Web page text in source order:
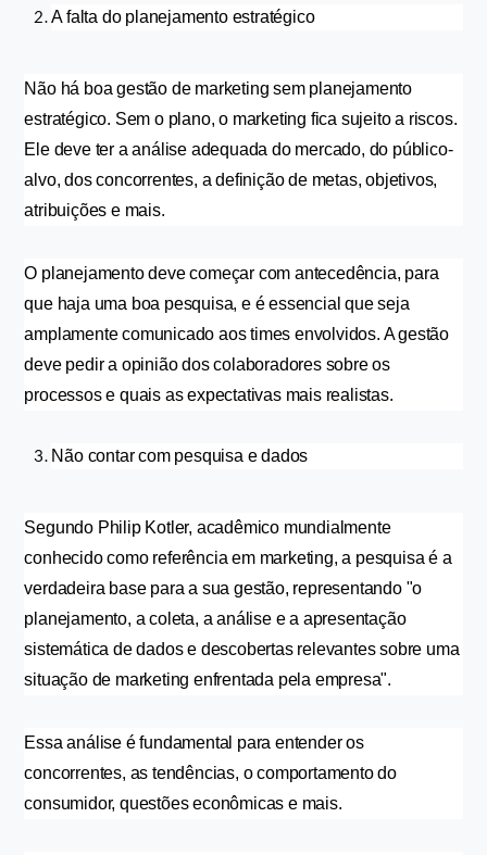
A falta do planejamento estratégico
Não há boa gestão de marketing sem planejamento
estratégico. Sem o plano, o marketing fica sujeito a riscos.
Ele deve ter a análise adequada do mercado, do público-
alvo, dos concorrentes, a definição de metas, objetivos,
atribuições e mais.
O planejamento deve começar com antecedência, para
que haja uma boa pesquisa, e é essencial que seja
amplamente comunicado aos times envolvidos. A gestão
deve pedir a opinião dos colaboradores sobre os
processos e quais as expectativas mais realistas.
Não contar com pesquisa e dados
Segundo Philip Kotler, acadêmico mundialmente
conhecido como referência em marketing, a pesquisa é a
verdadeira base para a sua gestão, representando "o
planejamento, a coleta, a análise e a apresentação
sistemática de dados e descobertas relevantes sobre uma
situação de marketing enfrentada pela empresa".
Essa análise é fundamental para entender os
concorrentes, as tendências, o comportamento do
consumidor, questões econômicas e mais.